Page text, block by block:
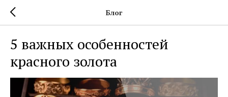
Блог
5 важных особенностей
красного золота